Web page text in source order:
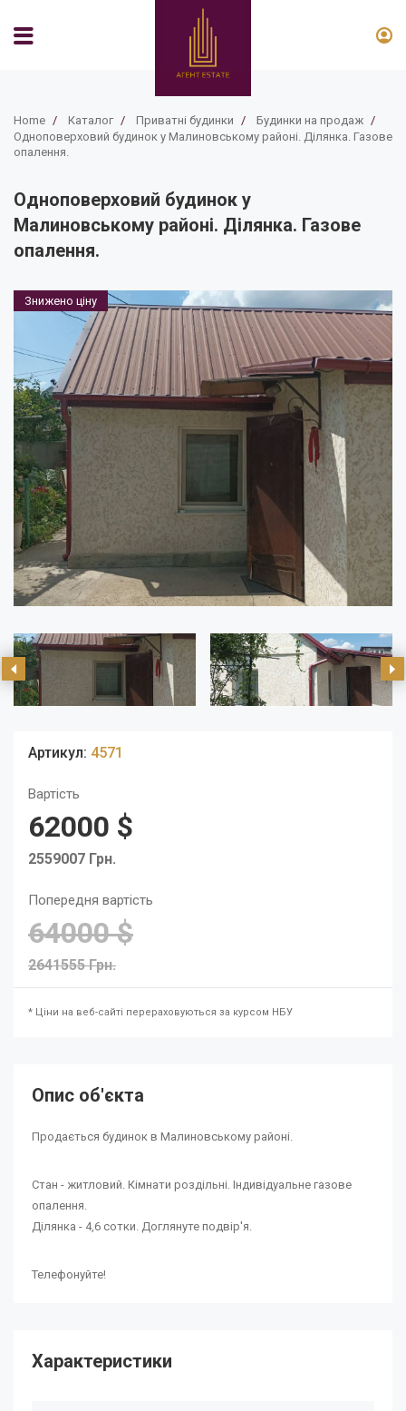
Home / Каталог / Приватні будинки / Будинки на продаж /
Одноповерховий будинок у Малиновському районі. Ділянка. Газове
опалення.
Одноповерховий будинок у
Малиновському районі. Ділянка. Газове
опалення.
Знижено ціну
Артикул: 4571
Вартість
62000 $
2559007 Грн.
Попередня вартість
64000 $
2641555 Грн.
* Ціни на веб-сайті перераховуються за курсом НБУ
Опис об'єкта
Продається будинок в Малиновському районі.
Стан - житловий. Кімнати роздільні. Індивідуальне газове
опалення.
Ділянка - 4,6 сотки. Доглянуте подвір'я.
Телефонуйте!
Характеристики